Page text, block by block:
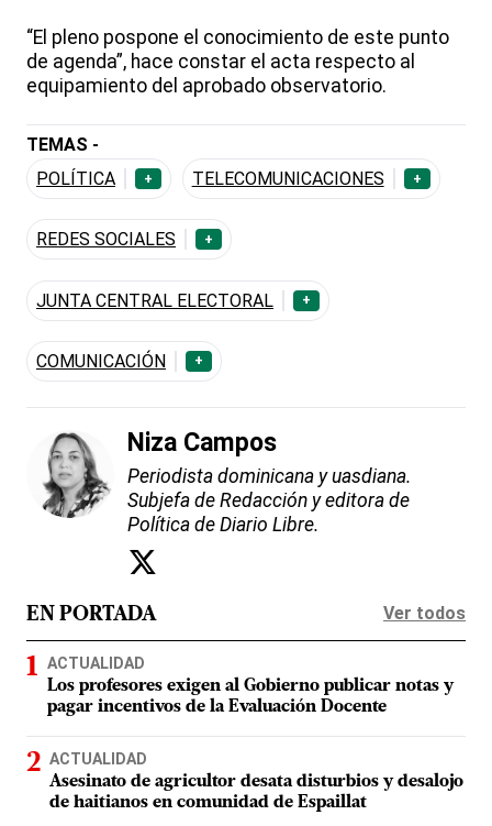
“El pleno pospone el conocimiento de este punto
de agenda”, hace constar el acta respecto al
equipamiento del aprobado observatorio.
TEMAS -
POLÍTICA
+ TELECOMUNICACIONES +
REDES SOCIALES +
JUNTA CENTRAL ELECTORAL +
COMUNICACIÓN +
Niza Campos
Periodista dominicana y uasdiana.
Subjefa de Redacción y editora de
Política de Diario Libre.
EN PORTADA Ver todos
ACTUALIDAD
Los profesores exigen al Gobierno publicar notas y
pagar incentivos de la Evaluación Docente
ACTUALIDAD
Asesinato de agricultor desata disturbios y desalojo
de haitianos en comunidad de Espaillat